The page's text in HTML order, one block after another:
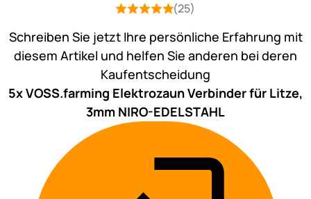
Bewertung: 5 von 5 (25
25 Bewertungen
(25)
Schreiben Sie jetzt Ihre persönliche Erfahrung mit
diesem Artikel und helfen Sie anderen bei deren
Kaufentscheidung
5x VOSS.farming Elektrozaun Verbinder für Litze,
3mm NIRO-EDELSTAHL